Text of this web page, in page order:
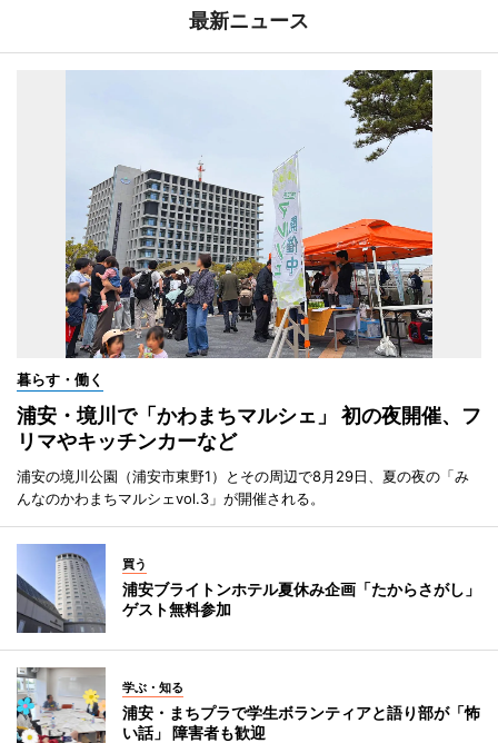
最新ニュース
暮らす・働く
浦安・境川で「かわまちマルシェ」 初の夜開催、フ
リマやキッチンカーなど
浦安の境川公園（浦安市東野1）とその周辺で8月29日、夏の夜の「み
んなのかわまちマルシェvol.3」が開催される。
買う
浦安ブライトンホテル夏休み企画「たからさがし」
ゲスト無料参加
学ぶ・知る
浦安・まちプラで学生ボランティアと語り部が「怖
い話」 障害者も歓迎